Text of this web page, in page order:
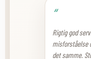
“
Rigtig god
misforståelse
det samme.